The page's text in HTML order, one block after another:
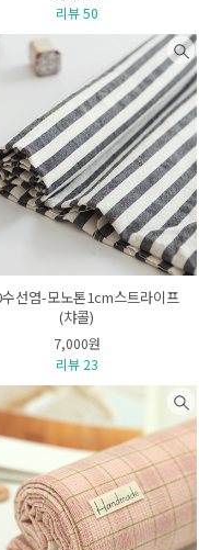
리뷰 50
선염-모노톤1cm스트라이프
(챠콜)
7,000원
리뷰 23